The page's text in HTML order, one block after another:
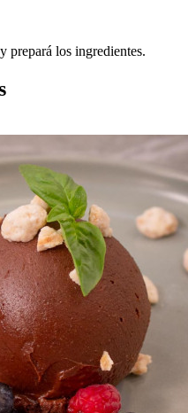
prepará los ingredientes.